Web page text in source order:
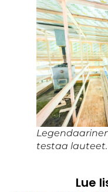
testaa lauteet.
Lue